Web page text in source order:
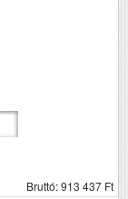
Bruttó: 913 437 Ft